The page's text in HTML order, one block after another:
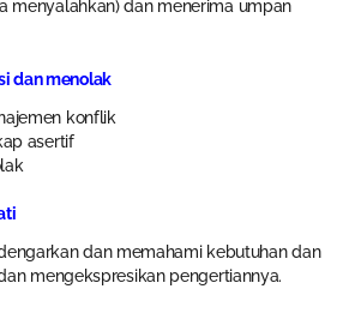
menyalahkan) dan menerima umpan
dan menolak
konflik
asertif
dan memahami kebutuhan dan
mengekspresikan pengertiannya.